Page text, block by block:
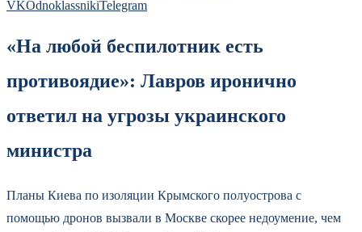
VKOdnoklassnikiTelegram
«На любой беспилотник есть
противоядие»: Лавров иронично
ответил на угрозы украинского
министра
Планы Киева по изоляции Крымского полуострова с
помощью дронов вызвали в Москве скорее недоумение, чем